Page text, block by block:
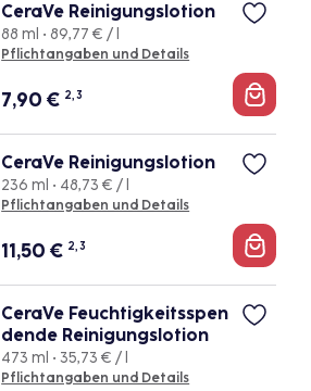
CeraVe Reinigungslotion
88 ml • 89,77 € / l
Pflichtangaben und Details
7,90€ 2, 3
CeraVe Reinigungslotion
236 ml • 48,73 € / l
Pflichtangaben und Details
11,50€ 2, 3
CeraVe Feuchtigkeitsspen
dende Reinigungslotion
473 ml • 35,73 € / l
Pflichtangaben und Details